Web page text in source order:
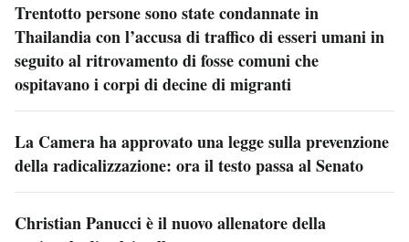
Trentotto persone sono state condannate in
Thailandia con l’accusa di traffico di esseri umani in
seguito al ritrovamento di fosse comuni che
ospitavano i corpi di decine di migranti
La Camera ha approvato una legge sulla prevenzione
della radicalizzazione: ora il testo passa al Senato
Christian Panucci è il nuovo allenatore della